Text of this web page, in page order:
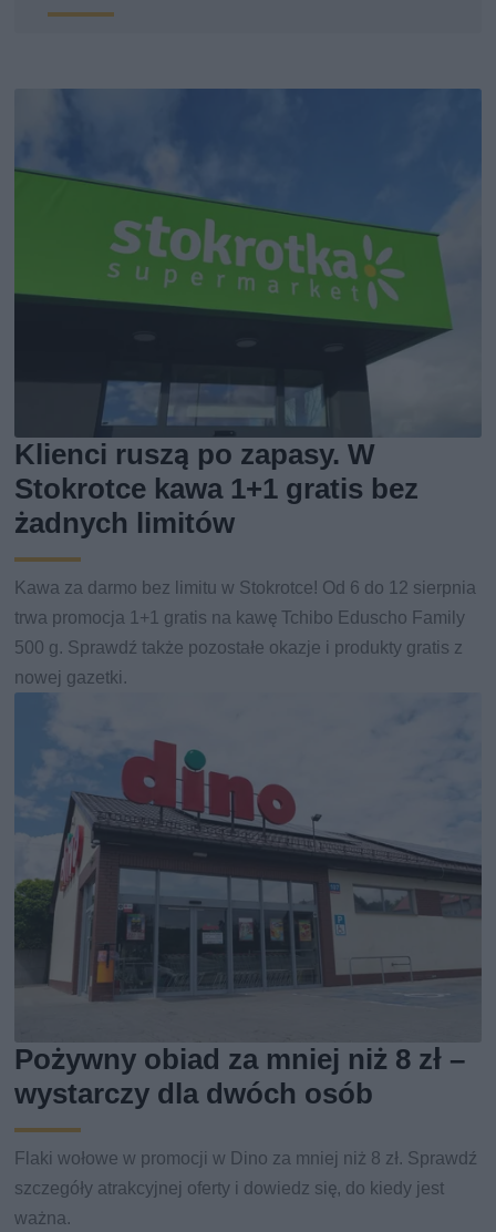
Klienci ruszą po zapasy. W
Stokrotce kawa 1+1 gratis bez
żadnych limitów
Kawa za darmo bez limitu w Stokrotce! Od 6 do 12 sierpnia
trwa promocja 1+1 gratis na kawę Tchibo Eduscho Family
500 g. Sprawdź także pozostałe okazje i produkty gratis z
nowej gazetki.
Pożywny obiad za mniej niż 8 zł –
wystarczy dla dwóch osób
Flaki wołowe w promocji w Dino za mniej niż 8 zł. Sprawdź
szczegóły atrakcyjnej oferty i dowiedz się, do kiedy jest
ważna.